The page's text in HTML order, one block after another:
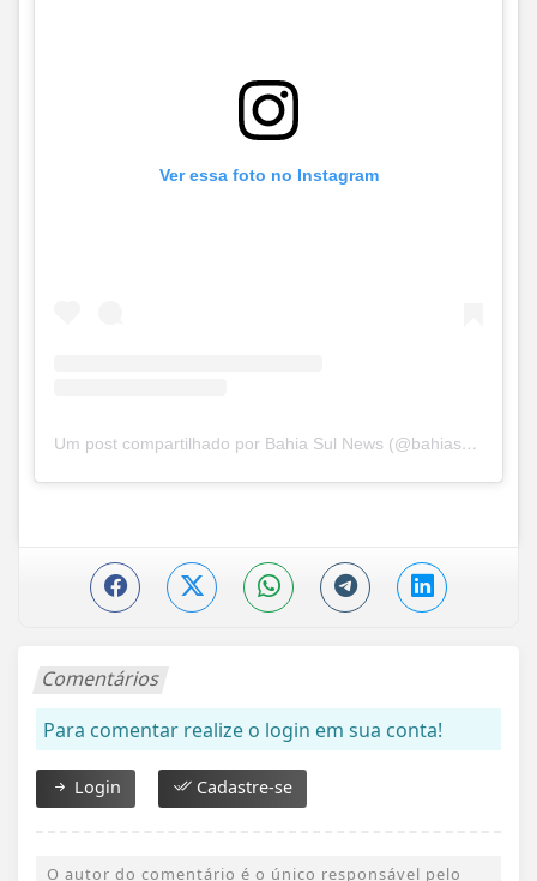
Ver essa foto no Instagram
Um post compartilhado por Bahia Sul News (@bahiasul.news)
Comentários
Para comentar realize o login em sua conta!
Login Cadastre-se
O autor do comentário é o único responsável pelo